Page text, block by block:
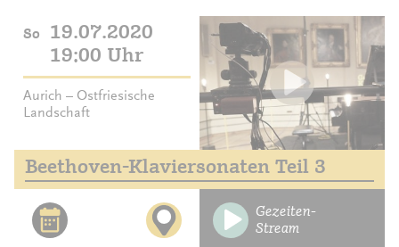
So
19.07.2020
19:00 Uhr
Aurich – Ostfriesische
Landschaft
Beethoven-Klaviersonaten Teil 3
Gezeiten-
Stream